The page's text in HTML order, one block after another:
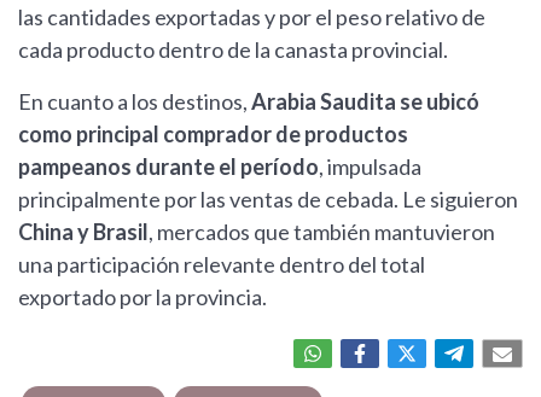
las cantidades exportadas y por el peso relativo de
cada producto dentro de la canasta provincial.
En cuanto a los destinos,Arabia Saudita se ubicó
como principal comprador de productos
pampeanos durante el período, impulsada
principalmente por las ventas de cebada. Le siguieron
China y Brasil, mercados que también mantuvieron
una participación relevante dentro del total
exportado por la provincia.